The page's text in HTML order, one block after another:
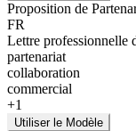
Proposition de
FR
Lettre professionnelle
partenariat
collaboration
commercial
+1
Utiliser le Modèle